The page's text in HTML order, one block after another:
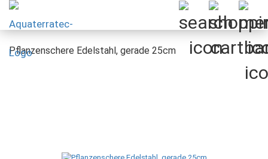
Pflanzenschere Edelstahl, gerade 25cm